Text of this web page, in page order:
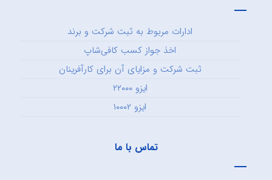
ادارات مربوط به ثبت شرکت و برند
اخذ جواز کسب کافی‌شاپ
ثبت شرکت و مزایای آن برای کارآفرینان
ایزو ۲۲۰۰۰
ایزو ۱۰۰۰۲
تماس با ما